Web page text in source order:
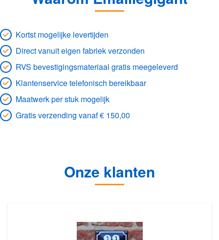
Kortst mogelijke levertijden
Direct vanuit eigen fabriek verzonden
RVS bevestigingsmateriaal gratis meegeleverd
Klantenservice telefonisch bereikbaar
Maatwerk per stuk mogelijk
Gratis verzending vanaf € 150,00
Onze klanten